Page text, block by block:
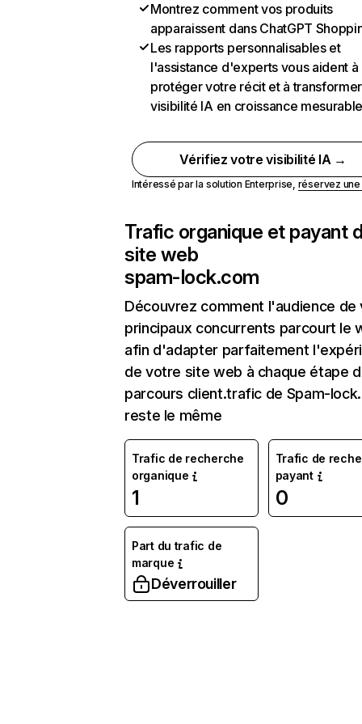
Montrez comment vos produits
apparaissent dans ChatGPT
Les rapports personnalisables et
l'assistance d'experts vous aident à
protéger votre récit et à
visibilité IA en croissance
Vérifiez votre visibilité IA →
Intéressé par la solution Enterprise, réservez
Trafic organique et payant
site web
spam-lock.com
Découvrez comment l'audience de
principaux concurrents parcourt le
afin d'adapter parfaitement
de votre site web à chaque étape
parcours client.trafic de Spam-
reste le même
Trafic de recherche
organique
1
Trafic de
payant
0
Part du trafic de
marque
Déverrouiller